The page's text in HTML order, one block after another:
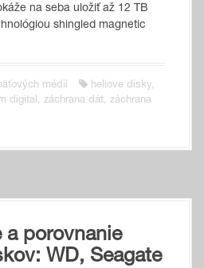
na seba uložiť až 12 TB
shingled magnetic
médií heliove disky,
digital, záchrana dát, záchrana
a porovnanie
WD, Seagate